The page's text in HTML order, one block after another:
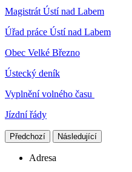
Magistrát Ústí nad Labem
Úřad práce Ústí nad Labem
Obec Velké Březno
Ústecký deník
Vyplnění volného času
Jízdní řády
Předchozí Následující
Adresa